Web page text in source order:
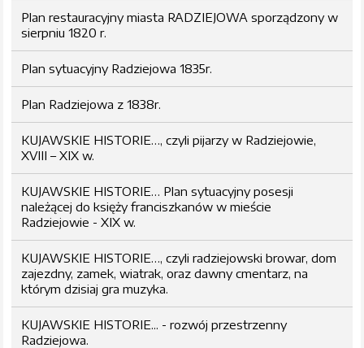
Plan restauracyjny miasta RADZIEJOWA sporządzony w
sierpniu 1820 r.
Plan sytuacyjny Radziejowa 1835r.
Plan Radziejowa z 1838r.
KUJAWSKIE HISTORIE…, czyli pijarzy w Radziejowie,
XVIII – XIX w.
KUJAWSKIE HISTORIE… Plan sytuacyjny posesji
należącej do księży franciszkanów w mieście
Radziejowie - XIX w.
KUJAWSKIE HISTORIE…, czyli radziejowski browar, dom
zajezdny, zamek, wiatrak, oraz dawny cmentarz, na
którym dzisiaj gra muzyka.
KUJAWSKIE HISTORIE... - rozwój przestrzenny
Radziejowa.